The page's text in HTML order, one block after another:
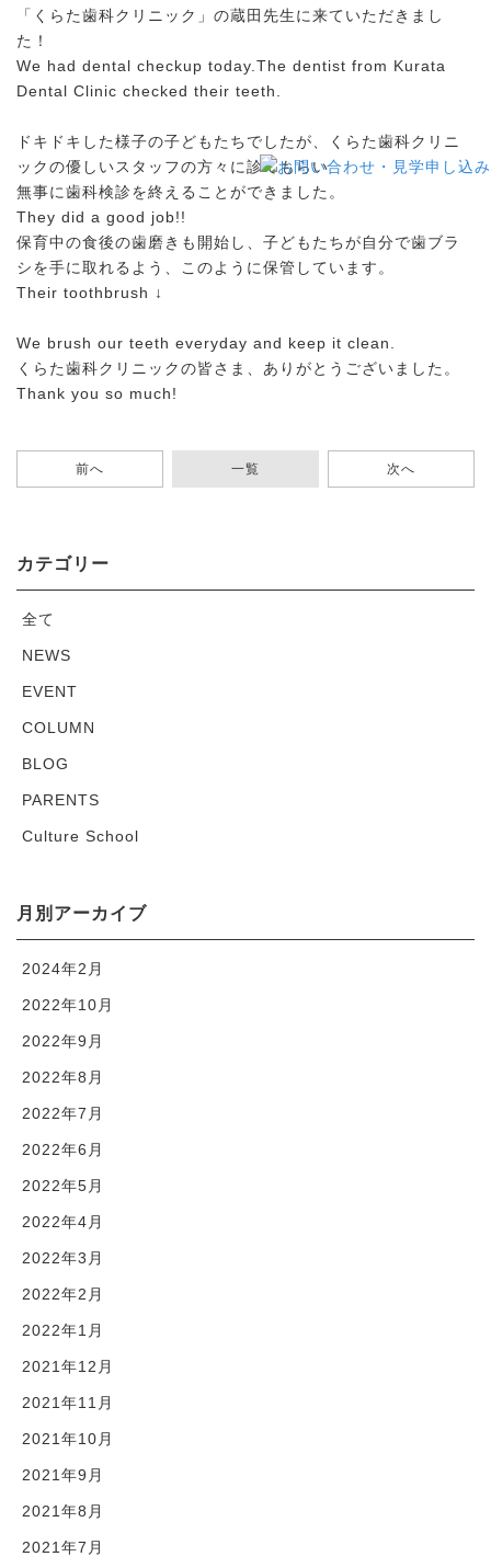
「くらた歯科クリニック」の蔵田先生に来ていただきまし
た！
We had dental checkup today.The dentist from Kurata
Dental Clinic checked their teeth.
ドキドキした様子の子どもたちでしたが、くらた歯科クリニ
ックの優しいスタッフの方々に診てもらい
無事に歯科検診を終えることができました。
They did a good job!!
保育中の食後の歯磨きも開始し、子どもたちが自分で歯ブラ
シを手に取れるよう、このように保管しています。
Their toothbrush ↓
We brush our teeth everyday and keep it clean.
くらた歯科クリニックの皆さま、ありがとうございました。
Thank you so much!
前へ 次へ
一覧
カテゴリー
全て
NEWS
EVENT
COLUMN
BLOG
PARENTS
Culture School
月別アーカイブ
2024年2月
2022年10月
2022年9月
2022年8月
2022年7月
2022年6月
2022年5月
2022年4月
2022年3月
2022年2月
2022年1月
2021年12月
2021年11月
2021年10月
2021年9月
2021年8月
2021年7月